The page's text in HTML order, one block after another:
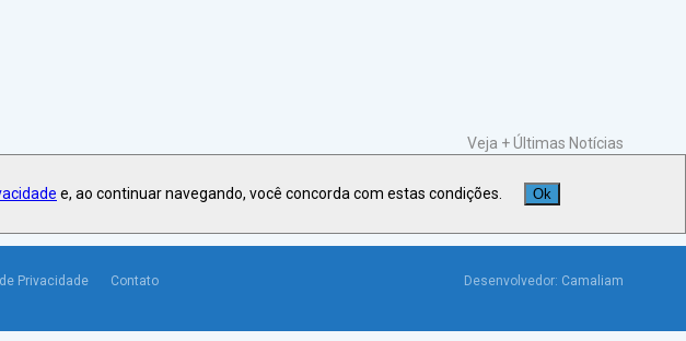
Veja +Últimas Notícias
Privacidade Contato Desenvolvedor: Camaliam
e, ao continuar navegando, você concorda com estas condições. Ok